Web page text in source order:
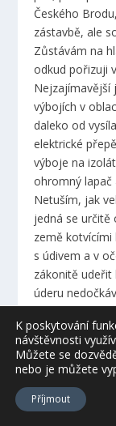
Českého
zástavbě, ale
Zůstávám na
odkud pořizuji
Nejzajímavější
výbojích v
daleko od
elektrické
výboje na
ohromný lapač
Netuším, jak
jedná se určitě
země kotvícími
s údivem a v
zákonitě
úderu
v jednom
300m ode
Z tohoto
blesk si celou
země naprosto
napadne. V
K poskytování
návštěvnosti
Můžete se
nebo je můžete
Příjmout